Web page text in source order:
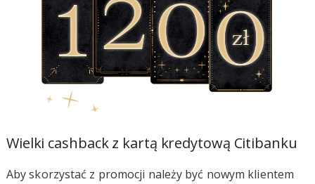
Wielki cashback z kartą kredytową Citibanku
Aby skorzystać z promocji należy być nowym klientem